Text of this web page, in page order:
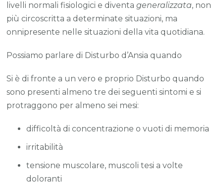
livelli normali fisiologici e diventageneralizzata, non
più circoscritta a determinate situazioni, ma
onnipresente nelle situazioni della vita quotidiana.
Possiamo parlare di Disturbo d’Ansia quando
Si è di fronte a un vero e proprio Disturbo quando
sono presenti almeno tre dei seguenti sintomi e si
protraggono per almeno sei mesi:
difficoltà di concentrazione o vuoti di memoria
irritabilità
tensione muscolare, muscoli tesi a volte
doloranti